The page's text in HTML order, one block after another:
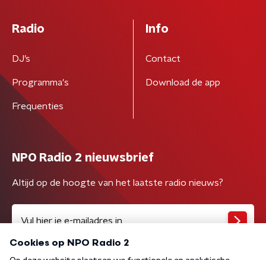
Radio
DJ’s
Programma's
Frequenties
Info
Contact
Download de app
NPO Radio 2 nieuwsbrief
Altijd op de hoogte van het laatste radio nieuws?